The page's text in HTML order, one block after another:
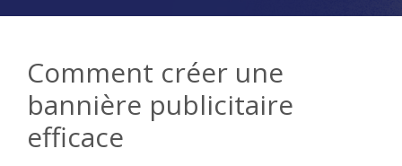
Comment créer une
bannière publicitaire
efficace